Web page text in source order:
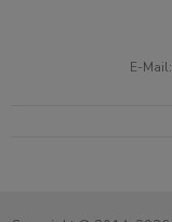
E-Mail: